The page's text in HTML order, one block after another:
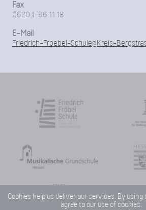
Fax
06204-96 11 18
E-Mail
Friedrich-Froebel-Schule@Kreis-
Cookies help us deliver our services. By using
agree to our use of cookies.